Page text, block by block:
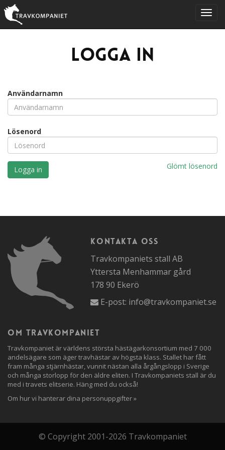
Logga in
Användarnamn
Lösenord
Glömt lösenord
Kontakta oss
Travkompaniets stall AB
Yttersta Menhammar gård
178 90 Ekerö
E-post: info@travkompaniet.se
Om travkompaniet
Travkompaniet är världens största hästägarkonsortium med 7 000
andelsägare som äger travhästar av högsta klass. Stallet har fått
fram många stjärnhästar, vunnit nästan alla årgångslopp i Sverige
och många storlopp för den äldre eliten. I Travkompaniets stall är du
med i travets elitserie. Häng med du också!
Om hur vi hanterar dina personuppgifter »
© Copyright 2001-2026 Travkompaniet